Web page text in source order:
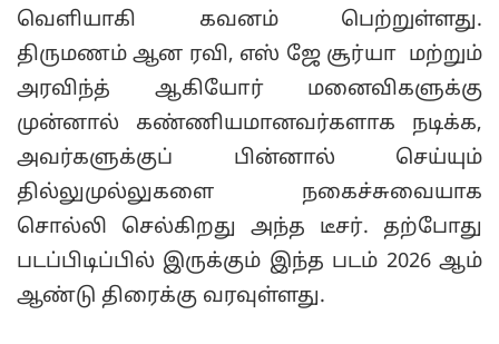
வெளியாகி கவனம் பெற்றுள்ளது.
திருமணம் ஆன ரவி, எஸ் ஜே சூர்யா மற்றும்
அரவிந்த் ஆகியோர் மனைவிகளுக்கு
முன்னால் கண்ணியமானவர்களாக நடிக்க,
அவர்களுக்குப் பின்னால் செய்யும்
தில்லுமுல்லுகளை நகைச்சுவையாக
சொல்லி செல்கிறது அந்த டீசர். தற்போது
படப்பிடிப்பில் இருக்கும் இந்த படம் 2026 ஆம்
ஆண்டு திரைக்கு வரவுள்ளது.